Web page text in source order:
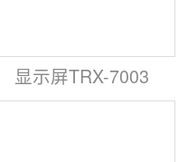
显示屏TRX-7003